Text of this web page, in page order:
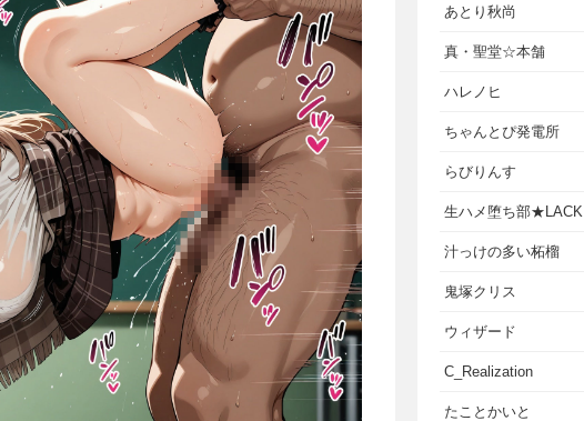
あとり秋尚
真・聖堂☆本舗
ハレノヒ
ちゃんとぴ発電所
らびりんす
生ハメ堕ち部★LACK
汁っけの多い柘榴
鬼塚クリス
ウィザード
C_Realization
たことかいと